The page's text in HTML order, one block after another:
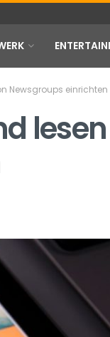
Newsgroups einrichten